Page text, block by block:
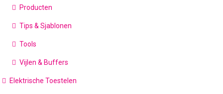
Producten
Tips & Sjablonen
Tools
Vijlen & Buffers
Elektrische Toestelen